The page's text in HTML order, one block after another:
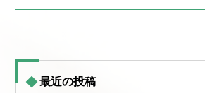
最近の投稿